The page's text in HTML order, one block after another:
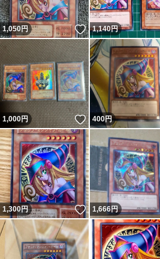
1,050円 いいね！
1,140円
1,000円 いいね！
400円
1,300円 いいね！
1,666円